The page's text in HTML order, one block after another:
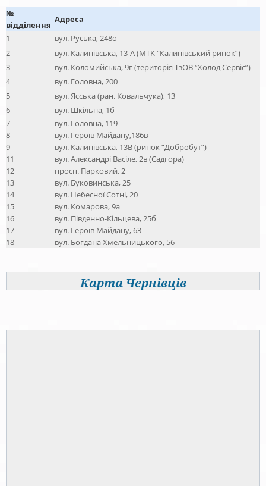
№
відділення
Адреса
1
вул. Руська, 248о
2
вул. Калинівська, 13-А (МТК “Калинівський ринок”)
3
вул. Коломийська, 9г (територія ТзОВ “Холод Сервіс”)
4
вул. Головна, 200
5
вул. Ясська (ран. Ковальчука), 13
6
вул. Шкільна, 1б
7
вул. Головна, 119
8
вул. Героїв Майдану,186в
9
вул. Калинівська, 13В (ринок “Добробут”)
11
вул. Александрі Васіле, 2в (Садгора)
12
просп. Парковий, 2
13
вул. Буковинська, 25
14
вул. Небесної Сотні, 20
15
вул. Комарова, 9а
16
вул. Південно-Кільцева, 25б
17
вул. Героїв Майдану, 63
18
вул. Богдана Хмельницького, 56
Карта Чернівців